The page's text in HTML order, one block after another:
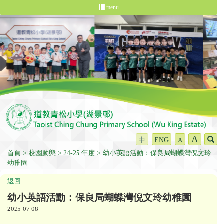
menu
中 ENG A A
首頁 校園動態 24-25 年度
幼小英語活動：保良局蝴蝶灣倪文玲
幼稚園
返回
幼小英語活動：保良局蝴蝶灣倪文玲幼稚園
2025-07-08